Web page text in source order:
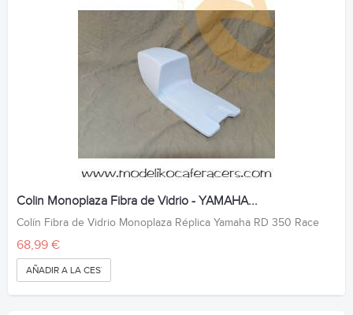
Colin Monoplaza Fibra de Vidrio - YAMAHA...
Colín Fibra de Vidrio Monoplaza Réplica Yamaha RD 350 Race
68,99 €
AÑADIR A LA CESTA